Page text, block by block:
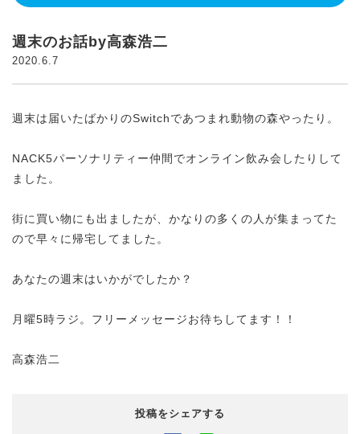
週末のお話by高森浩二
2020.6.7
週末は届いたばかりのSwitchであつまれ動物の森やったり。
NACK5パーソナリティー仲間でオンライン飲み会したりして
ました。
街に買い物にも出ましたが、かなりの多くの人が集まってた
ので早々に帰宅してました。
あなたの週末はいかがでしたか？
月曜5時ラジ。フリーメッセージお待ちしてます！！
高森浩二
投稿をシェアする